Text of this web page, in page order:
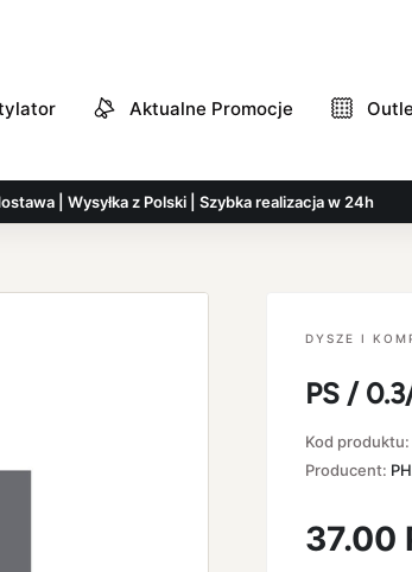
Aktualne Promocje
| Wysyłka z Polski | Szybka realizacja w 24h
DYSZE I
PS /
Kod produktu:
Producent:
37.00